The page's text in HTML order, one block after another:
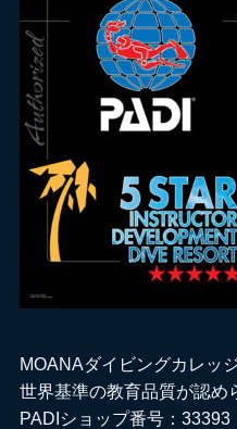
MOANAダイビングカレッ
世界基準の教育品質が認め
PADIショップ番号：33393